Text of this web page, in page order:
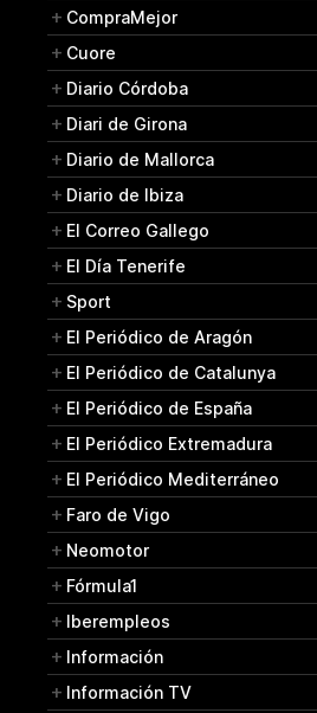
CompraMejor
Cuore
Diario Córdoba
Diari de Girona
Diario de Mallorca
Diario de Ibiza
El Correo Gallego
El Día Tenerife
Sport
El Periódico de Aragón
El Periódico de Catalunya
El Periódico de España
El Periódico Extremadura
El Periódico Mediterráneo
Faro de Vigo
Neomotor
Fórmula1
Iberempleos
Información
Información TV